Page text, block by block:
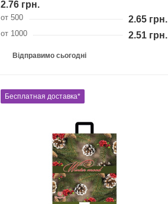
2.76 грн.
от 500 2.65грн.
от 1000 2.51грн.
Відправимо сьогодні
Бесплатная доставка*